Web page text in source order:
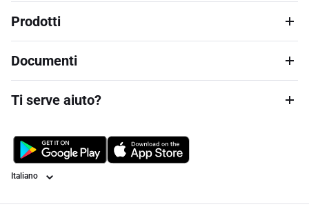
Prodotti
Documenti
Ti serve aiuto?
Lingua